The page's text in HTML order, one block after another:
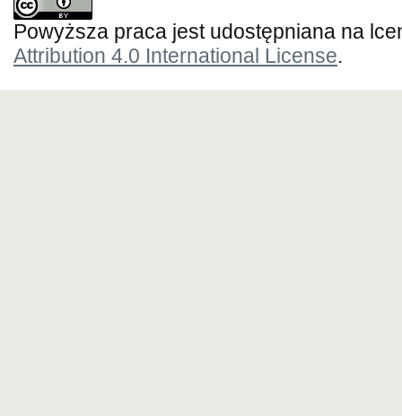
Powyższa praca jest udostępniana na
Attribution 4.0 International License.